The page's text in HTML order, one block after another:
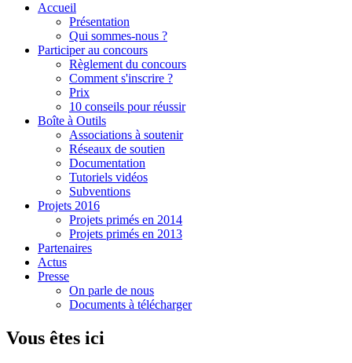
Accueil
Présentation
Qui sommes-nous ?
Participer au concours
Règlement du concours
Comment s'inscrire ?
Prix
10 conseils pour réussir
Boîte à Outils
Associations à soutenir
Réseaux de soutien
Documentation
Tutoriels vidéos
Subventions
Projets 2016
Projets primés en 2014
Projets primés en 2013
Partenaires
Actus
Presse
On parle de nous
Documents à télécharger
Vous êtes ici